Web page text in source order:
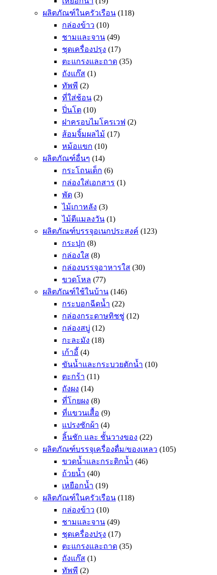
ผลิตภัณฑ์ในครัวเรือน (118)
กล่องข้าว (10)
ชามและจาน (49)
ชุดเครื่องปรุง (17)
ตะแกรงและถาด (35)
ถังแก๊ส (1)
ทัพพี (2)
ที่ใส่ช้อน (2)
ปิ่นโต (10)
ฝาครอบไมโครเวฟ (2)
ส้อมจิ้มผลไม้ (17)
หม้อแขก (10)
ผลิตภัณฑ์อื่นๆ (14)
กระโถนเด็ก (6)
กล่องใส่เอกสาร (1)
พัด (3)
ไม้เกาหลัง (3)
ไม้ตีแมลงวัน (1)
ผลิตภัณฑ์บรรจุอเนกประสงค์ (123)
กระปุก (8)
กล่องใส (8)
กล่องบรรจุอาหารใส (30)
ขวดโหล (77)
ผลิตภัณฑ์ใช้ในบ้าน (146)
กระบอกฉีดน้ำ (22)
กล่องกระดาษทิชชู่ (12)
กล่องสบู่ (12)
กะละมัง (18)
เก้าอี้ (4)
ขันน้ำและกระบวยตักน้ำ (10)
ตะกร้า (11)
ถังผง (14)
ที่โกยผง (8)
ที่แขวนเสื้อ (9)
แปรงซักผ้า (4)
ลิ้นชัก และ ชั้นวางของ (22)
ผลิตภัณฑ์บรรจุเครื่องดื่ม/ของเหลว (105)
ขวดน้ำและกระติกน้ำ (46)
ถ้วยน้ำ (40)
เหยือกน้ำ (19)
ผลิตภัณฑ์ในครัวเรือน (118)
กล่องข้าว (10)
ชามและจาน (49)
ชุดเครื่องปรุง (17)
ตะแกรงและถาด (35)
ถังแก๊ส (1)
ทัพพี (2)